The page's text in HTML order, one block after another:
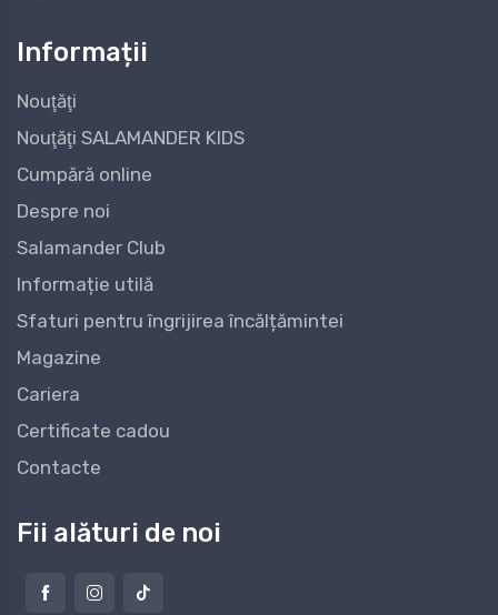
Informații
Nouţăţi
Nouţăţi SALAMANDER KIDS
Cumpără online
Despre noi
Salamander Club
Informație utilă
Sfaturi pentru îngrijirea încălțămintei
Magazine
Cariera
Certificate cadou
Contacte
Fii alături de noi